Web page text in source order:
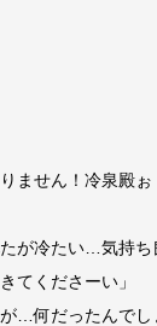
ません！冷泉殿ぉ
が冷たい…気持ち
てくださーい」
…何だったんでし